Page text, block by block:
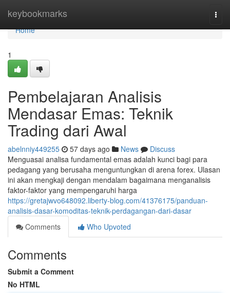
keybookmarks
Home
Home
1
Pembelajaran Analisis
Mendasar Emas: Teknik
Trading dari Awal
abelnniy449255 57 days ago News
Discuss
Menguasai analisa fundamental emas adalah kunci bagi para
pedagang yang berusaha menguntungkan di arena forex. Ulasan
ini akan mengkaji dengan mendalam bagaimana menganalisis
faktor-faktor yang mempengaruhi harga
https://gretajwvo648092.liberty-blog.com/41376175/panduan-
analisis-dasar-komoditas-teknik-perdagangan-dari-dasar
Comments
Who Upvoted
Comments
Submit a Comment
No HTML